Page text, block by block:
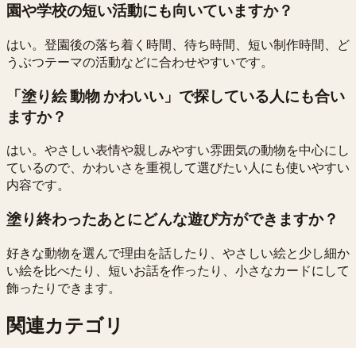
園や学校の短い活動にも向いていますか？
はい。登園後の落ち着く時間、待ち時間、短い制作時間、ど
うぶつテーマの活動などに合わせやすいです。
「塗り絵 動物 かわいい」で探している人にも合い
ますか？
はい。やさしい表情や親しみやすい雰囲気の動物を中心にし
ているので、かわいさを重視して選びたい人にも使いやすい
内容です。
塗り終わったあとにどんな遊び方ができますか？
好きな動物を選んで理由を話したり、やさしい絵と少し細か
い絵を比べたり、短いお話を作ったり、小さなカードにして
飾ったりできます。
関連カテゴリ